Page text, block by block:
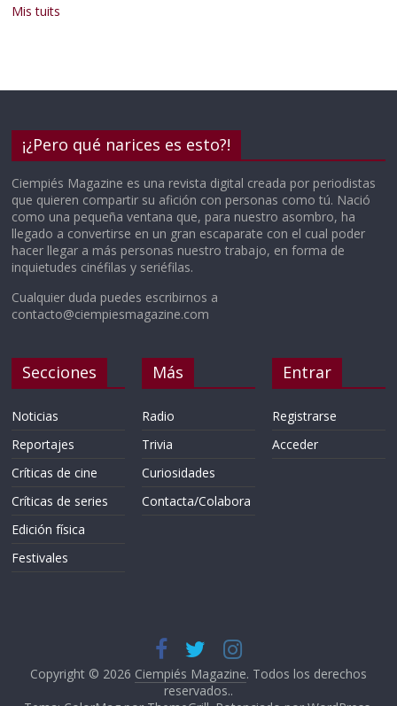
Mis tuits
¡¿Pero qué narices es esto?!
Ciempiés Magazine es una revista digital creada por periodistas
que quieren compartir su afición con personas como tú. Nació
como una pequeña ventana que, para nuestro asombro, ha
llegado a convertirse en un gran escaparate con el cual poder
hacer llegar a más personas nuestro trabajo, en forma de
inquietudes cinéfilas y seriéfilas.
Cualquier duda puedes escribirnos a
contacto@ciempiesmagazine.com
Secciones
Noticias
Reportajes
Críticas de cine
Críticas de series
Edición física
Festivales
Más
Radio
Trivia
Curiosidades
Contacta/Colabora
Entrar
Registrarse
Acceder
Copyright © 2026 Ciempiés Magazine. Todos los derechos
reservados..